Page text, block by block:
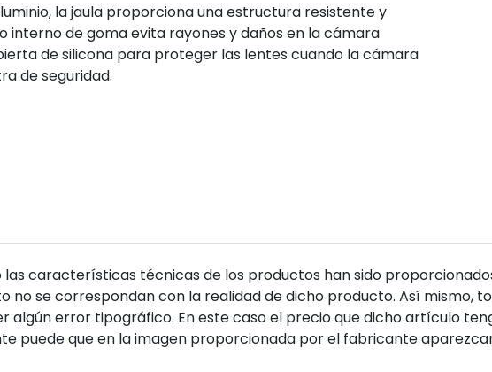
la jaula proporciona una estructura resistente y
interno de goma evita rayones y daños en la cámara
de silicona para proteger las lentes cuando la cámara
de seguridad.
características técnicas de los productos han sido
no se correspondan con la realidad de dicho producto. Así mismo,
algún error tipográfico. En este caso el precio que dicho artículo
puede que en la imagen proporcionada por el fabricante